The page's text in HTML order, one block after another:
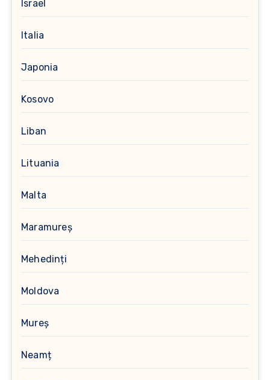
Israel
Italia
Japonia
Kosovo
Liban
Lituania
Malta
Maramureș
Mehedinți
Moldova
Mureș
Neamț